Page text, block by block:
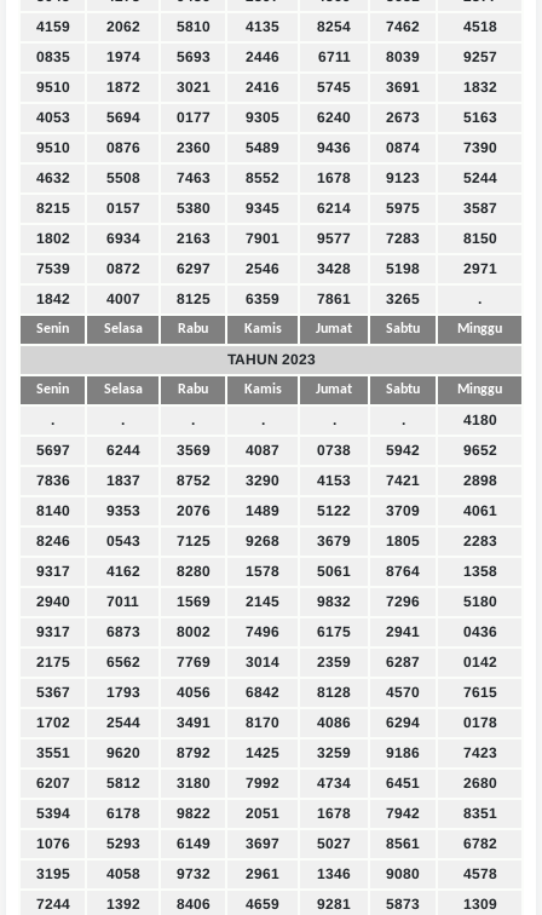
4159
2062 5810 4135 8254 7462
4518
0835
1974 5693 2446 6711 8039
9257
9510
1872 3021 2416 5745 3691
1832
4053
5694 0177 9305 6240 2673
5163
9510
0876 2360 5489 9436 0874
7390
4632
5508 7463 8552 1678 9123
5244
8215
0157 5380 9345 6214 5975
3587
1802
6934 2163 7901 9577 7283
8150
7539
0872 6297 2546 3428 5198
2971
1842
4007 8125 6359 7861 3265 .
Senin Selasa Rabu Kamis Jumat Sabtu Minggu
TAHUN 2023
Senin Selasa Rabu Kamis Jumat Sabtu Minggu
. . . . . .
4180
5697
6244 3569 4087 0738 5942
9652
7836
1837 8752 3290 4153 7421
2898
8140
9353 2076 1489 5122 3709
4061
8246
0543 7125 9268 3679 1805
2283
9317
4162 8280 1578 5061 8764
1358
2940
7011 1569 2145 9832 7296
5180
9317
6873 8002 7496 6175 2941
0436
2175
6562 7769 3014 2359 6287
0142
5367
1793 4056 6842 8128 4570
7615
1702
2544 3491 8170 4086 6294
0178
3551
9620 8792 1425 3259 9186
7423
6207
5812 3180 7992 4734 6451
2680
5394
6178 9822 2051 1678 7942
8351
1076
5293 6149 3697 5027 8561
6782
3195
4058 9732 2961 1346 9080
4578
7244
1392 8406 4659 9281 5873
1309